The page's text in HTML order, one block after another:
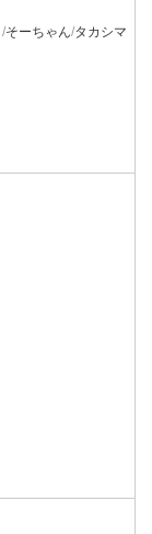
/そーちゃん/タカシマ